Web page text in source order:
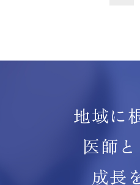
地域に
医師
成長